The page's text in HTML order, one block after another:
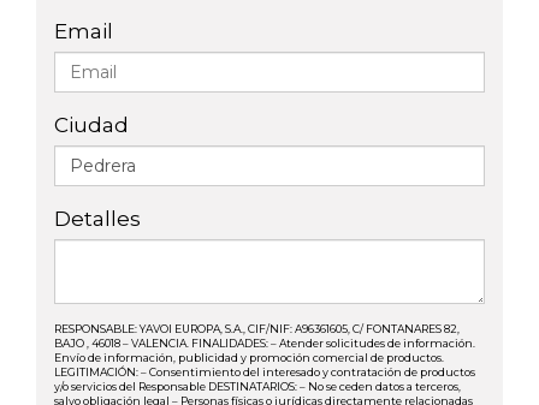
Email
Ciudad
Detalles
RESPONSABLE: YAVOI EUROPA, S.A., CIF/NIF: A96361605, C/ FONTANARES 82,
BAJO , 46018 – VALENCIA. FINALIDADES: – Atender solicitudes de información.
Envío de información, publicidad y promoción comercial de productos.
LEGITIMACIÓN: – Consentimiento del interesado y contratación de productos
y/o servicios del Responsable DESTINATARIOS: – No se ceden datos a terceros,
salvo obligación legal – Personas físicas o jurídicas directamente relacionadas